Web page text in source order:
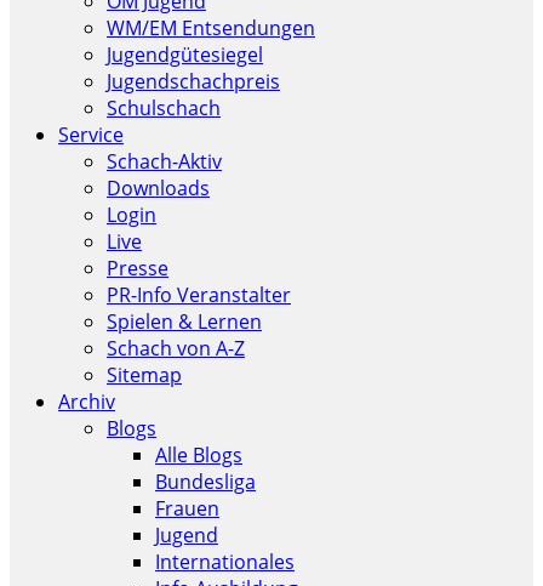
WM/EM Entsendungen
Jugendgütesiegel
Jugendschachpreis
Schulschach
Service
Schach-Aktiv
Downloads
Login
Live
Presse
PR-Info Veranstalter
Spielen & Lernen
Schach von A-Z
Sitemap
Archiv
Blogs
Alle Blogs
Bundesliga
Frauen
Jugend
Internationales